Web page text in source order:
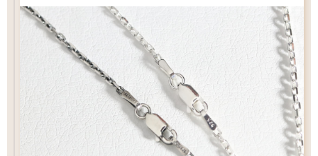
Wフェザーにカスタム
[KS002]
¥13,200 ¥13,200
フェザー